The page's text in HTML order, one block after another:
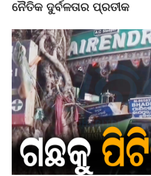
ନୈତିକ ଦୁର୍ବଳତାର ପ୍ରତୀକ